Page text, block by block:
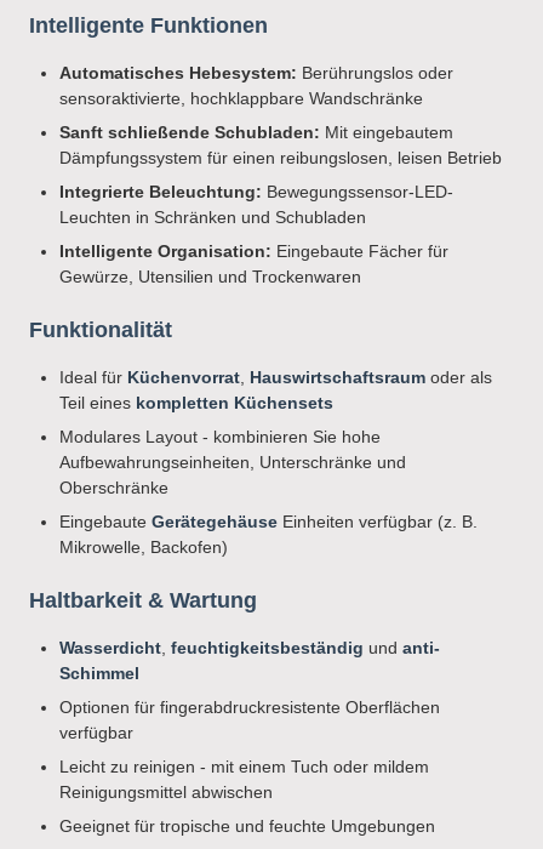
Intelligente Funktionen
Automatisches Hebesystem: Berührungslos oder
sensoraktivierte, hochklappbare Wandschränke
Sanft schließende Schubladen: Mit eingebautem
Dämpfungssystem für einen reibungslosen, leisen Betrieb
Integrierte Beleuchtung: Bewegungssensor-LED-
Leuchten in Schränken und Schubladen
Intelligente Organisation: Eingebaute Fächer für
Gewürze, Utensilien und Trockenwaren
Funktionalität
Ideal für Küchenvorrat Hauswirtschaftsraum oder als
Teil eines kompletten Küchensets
Modulares Layout - kombinieren Sie hohe
Aufbewahrungseinheiten, Unterschränke und
Oberschränke
Eingebaute Gerätegehäuse Einheiten verfügbar (z. B.
Mikrowelle, Backofen)
Haltbarkeit & Wartung
Wasserdicht feuchtigkeitsbeständig und anti-
Schimmel
Optionen für fingerabdruckresistente Oberflächen
verfügbar
Leicht zu reinigen - mit einem Tuch oder mildem
Reinigungsmittel abwischen
Geeignet für tropische und feuchte Umgebungen